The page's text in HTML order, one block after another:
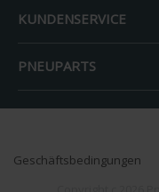
KUNDENSERVICE
PNEUPARTS
Geschäftsbedingungen